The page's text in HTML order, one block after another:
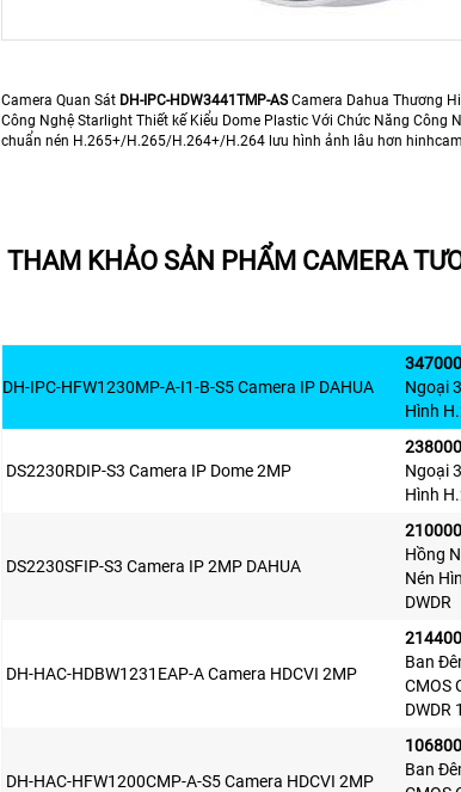
Camera Quan Sát DH-IPC-HDW3441TMP-ASCamera Dahua Thương
Công Nghệ Starlight Thiết kế Kiểu Dome Plastic Với Chức Năng Công
chuẩn nén H.265+/H.265/H.264+/H.264 lưu hình ảnh lâu hơn
THAM KHẢO SẢN PHẨM CAMERA
DH-IPC-HFW1230MP-A-I1-B-S5 Camera IP DAHUA
Ngoại
Hình
DS2230RDIP-S3 Camera IP Dome 2MP
Ngoại
Hình
DS2230SFIP-S3 Camera IP 2MP DAHUA
Hồng
Nén
DWDR
DH-HAC-HDBW1231EAP-A Camera HDCVI 2MP
Ban
CMOS
DWDR
DH-HAC-HFW1200CMP-A-S5 Camera HDCVI 2MP
Ban